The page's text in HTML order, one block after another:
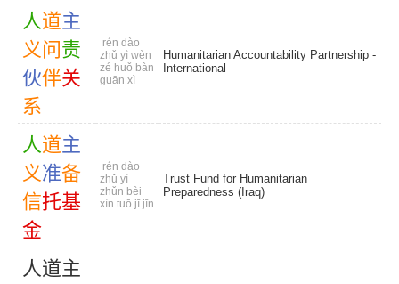
人道主
义 问责
伙伴关
系
rén dào
zhǔ yì wèn
zé huǒ bàn
guān xì
Humanitarian Accountability Partnership -
International
人道主
义准备
信托基
金
rén dào
zhǔ yì
zhǔn bèi
xìn tuō jī jīn
Trust Fund for Humanitarian
Preparedness (Iraq)
人道主